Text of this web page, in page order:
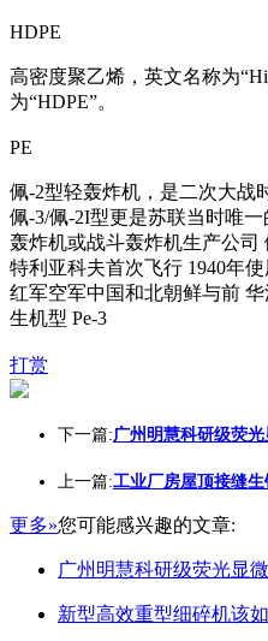
HDPE
高密度聚乙烯，英文名称为
为“HDPE”。
PE
佩-2型轻轰炸机，是二次大战
佩-3/佩-2I型更是苏联当时唯
轰炸机或战斗轰炸机生产公
特利亚科夫首次飞行 1940年
红军空军中国和北朝鲜与前
生机型 Pe-3
打赏
下一篇:广州明慧科研级荧
上一篇:工业厂房屋顶接缝
更多»您可能感兴趣的文章:
广州明慧科研级荧光显
新型高效重型细碎机该